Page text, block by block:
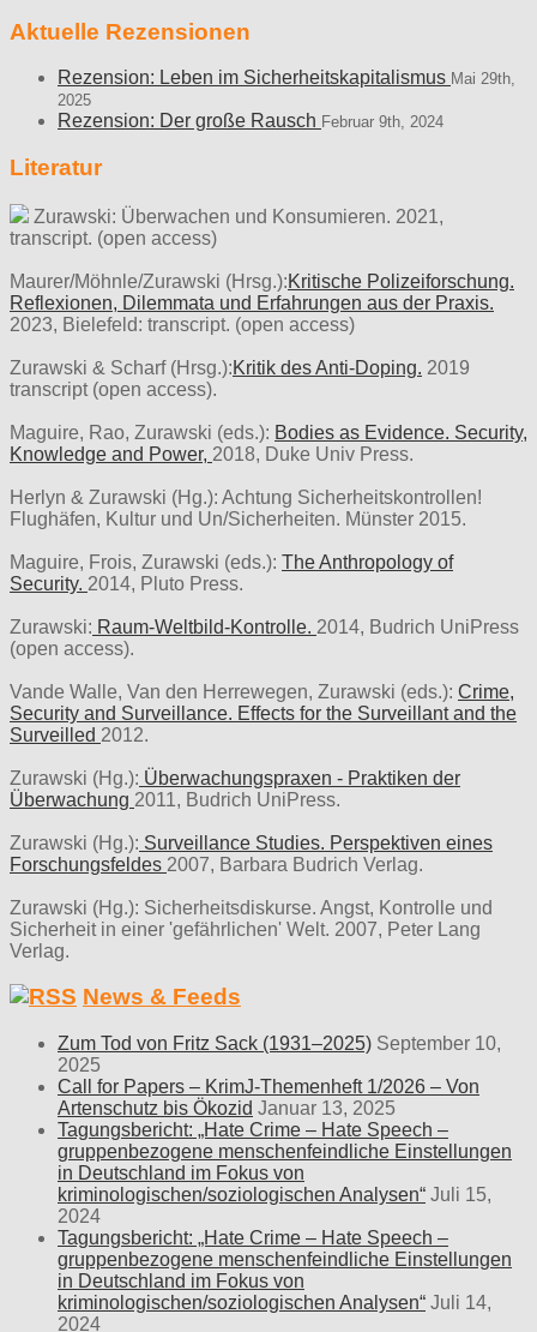
Aktuelle Rezensionen
Rezension: Leben im Sicherheitskapitalismus Mai 29th,
2025
Rezension: Der große Rausch Februar 9th, 2024
Literatur
Zurawski: Überwachen und Konsumieren. 2021,
transcript. (open access)
Maurer/Möhnle/Zurawski (Hrsg.):Kritische Polizeiforschung.
Reflexionen, Dilemmata und Erfahrungen aus der Praxis.
2023, Bielefeld: transcript. (open access)
Zurawski & Scharf (Hrsg.):Kritik des Anti-Doping. 2019
transcript (open access).
Maguire, Rao, Zurawski (eds.): Bodies as Evidence. Security,
Knowledge and Power, 2018, Duke Univ Press.
Herlyn & Zurawski (Hg.): Achtung Sicherheitskontrollen!
Flughäfen, Kultur und Un/Sicherheiten. Münster 2015.
Maguire, Frois, Zurawski (eds.): The Anthropology of
Security. 2014, Pluto Press.
Zurawski: Raum-Weltbild-Kontrolle. 2014, Budrich UniPress
(open access).
Vande Walle, Van den Herrewegen, Zurawski (eds.): Crime,
Security and Surveillance. Effects for the Surveillant and the
Surveilled 2012.
Zurawski (Hg.): Überwachungspraxen - Praktiken der
Überwachung 2011, Budrich UniPress.
Zurawski (Hg.): Surveillance Studies. Perspektiven eines
Forschungsfeldes 2007, Barbara Budrich Verlag.
Zurawski (Hg.): Sicherheitsdiskurse. Angst, Kontrolle und
Sicherheit in einer 'gefährlichen' Welt. 2007, Peter Lang
Verlag.
News & Feeds
Zum Tod von Fritz Sack (1931–2025) September 10,
2025
Call for Papers – KrimJ-Themenheft 1/2026 – Von
Artenschutz bis Ökozid Januar 13, 2025
Tagungsbericht: „Hate Crime – Hate Speech –
gruppenbezogene menschenfeindliche Einstellungen
in Deutschland im Fokus von
kriminologischen/soziologischen Analysen“ Juli 15,
2024
Tagungsbericht: „Hate Crime – Hate Speech –
gruppenbezogene menschenfeindliche Einstellungen
in Deutschland im Fokus von
kriminologischen/soziologischen Analysen“ Juli 14,
2024